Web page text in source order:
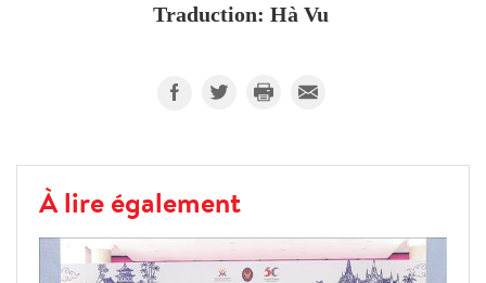
Traduction: Hà Vu
À lire également